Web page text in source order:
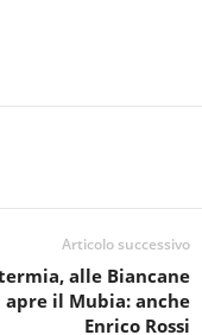
Articolo successivo
alle Biancane
apre il Mubia: anche
Enrico Rossi